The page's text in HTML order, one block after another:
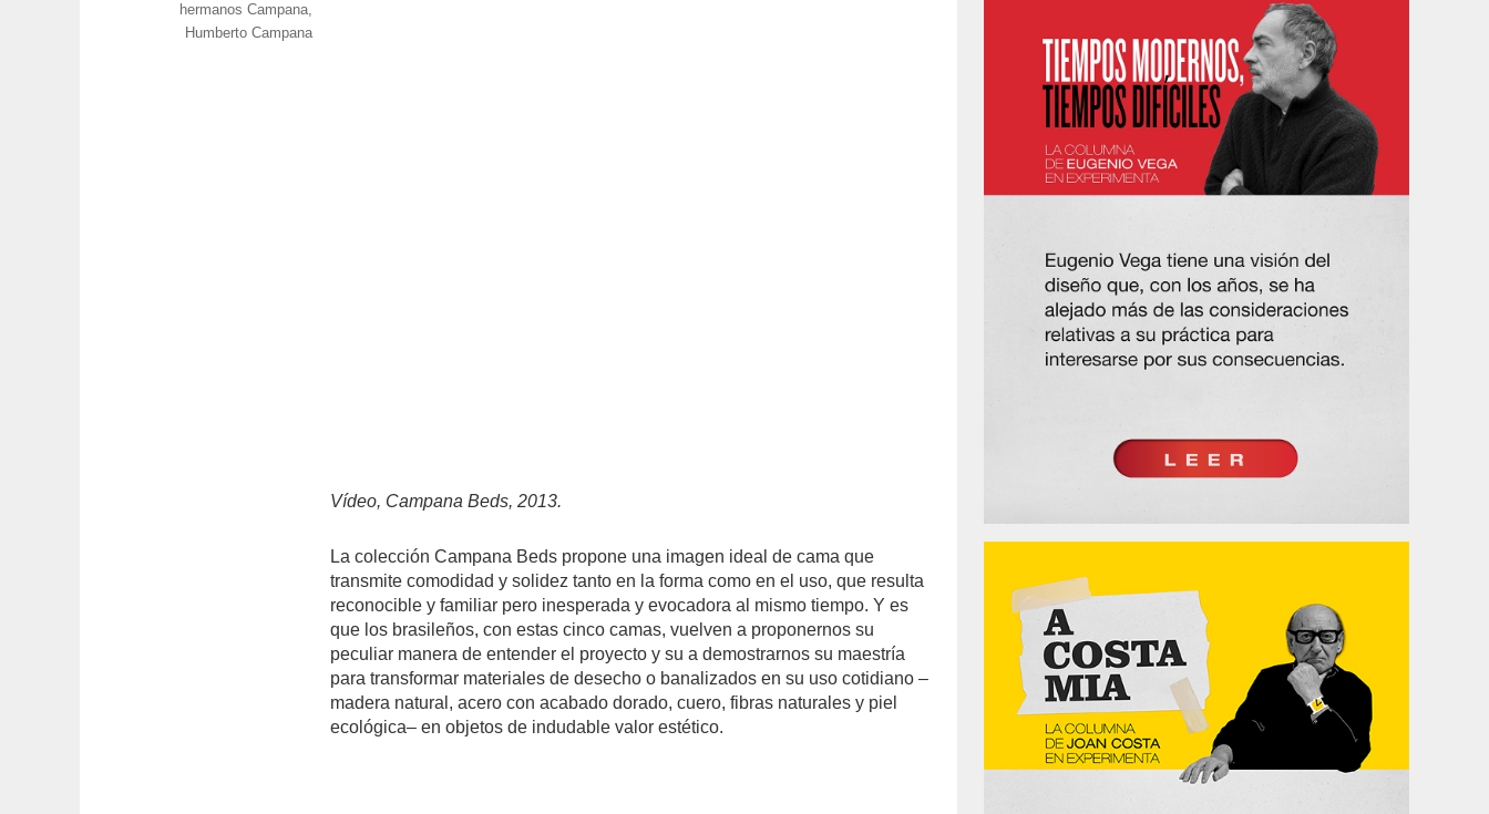
Vídeo, Campana Beds, 2013.
La colección Campana Beds propone una imagen ideal de cama que
transmite comodidad y solidez tanto en la forma como en el uso, que resulta
reconocible y familiar pero inesperada y evocadora al mismo tiempo. Y es
que los brasileños, con estas cinco camas, vuelven a proponernos su
peculiar manera de entender el proyecto y su a demostrarnos su maestría
para transformar materiales de desecho o banalizados en su uso cotidiano –
madera natural, acero con acabado dorado, cuero, fibras naturales y piel
ecológica– en objetos de indudable valor estético.
hermanos Campana,
Humberto Campana